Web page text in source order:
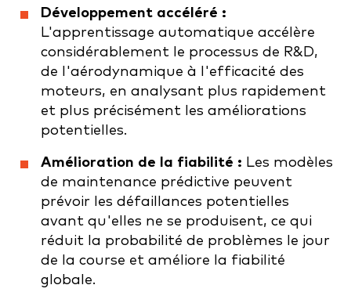
Développement accéléré :
L'apprentissage automatique accélère
considérablement le processus de R&D,
de l'aérodynamique à l'efficacité des
moteurs, en analysant plus rapidement
et plus précisément les améliorations
potentielles.
Amélioration de la fiabilité : Les modèles
de maintenance prédictive peuvent
prévoir les défaillances potentielles
avant qu'elles ne se produisent, ce qui
réduit la probabilité de problèmes le jour
de la course et améliore la fiabilité
globale.